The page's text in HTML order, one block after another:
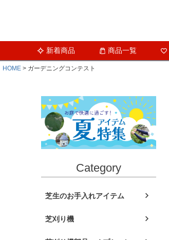
新着商品 商品一覧
HOME ガーデニングコンテスト
Category
芝生のお手入れアイテム
芝刈り機